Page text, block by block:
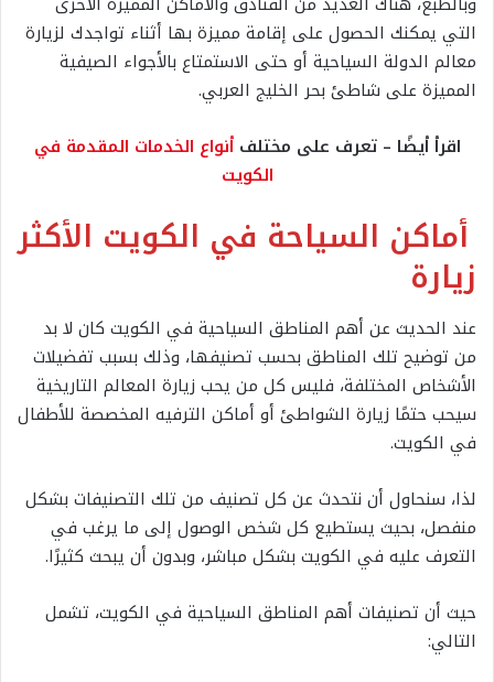
التي يمكنك الحصول على إقامة مميزة بها أثناء تواجدك لزيارة
معالم الدولة السياحية أو حتى الاستمتاع بالأجواء الصيفية
المميزة على شاطئ بحر الخليج العربي.
اقرأ أيضًا – تعرف على مختلفأنواع الخدمات المقدمة في
الكويت
أماكن السياحة في الكويت الأكثر
زيارة
عند الحديث عن أهم المناطق السياحية في الكويت كان لا بد
من توضيح تلك المناطق بحسب تصنيفها، وذلك بسبب تفضيلات
الأشخاص المختلفة، فليس كل من يحب زيارة المعالم التاريخية
سيحب حتمًا زيارة الشواطئ أو أماكن الترفيه المخصصة للأطفال
في الكويت.
لذا، سنحاول أن نتحدث عن كل تصنيف من تلك التصنيفات بشكل
منفصل، بحيث يستطيع كل شخص الوصول إلى ما يرغب في
التعرف عليه في الكويت بشكل مباشر، وبدون أن يبحث كثيرًا.
حيث أن تصنيفات أهم المناطق السياحية في الكويت، تشمل
التالي: